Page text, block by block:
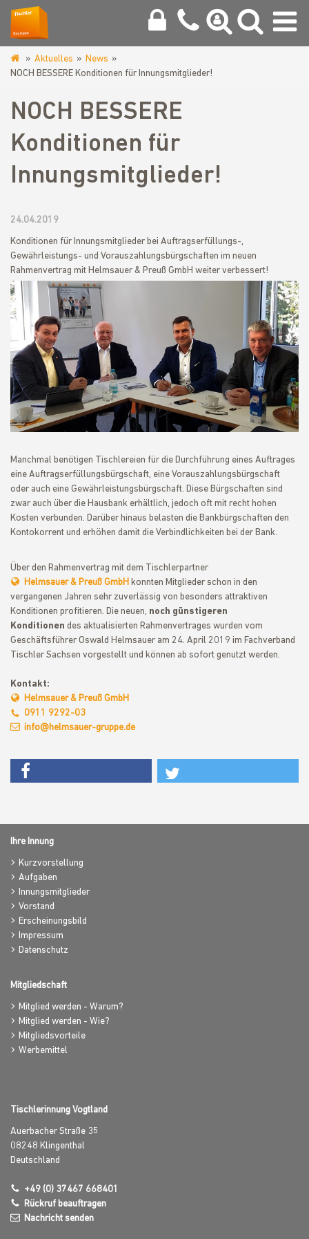
www.tischlerinnung-
Aktuelles
News
NOCH BESSERE Konditionen für Innungsmitglieder!
NOCH BESSERE
Konditionen für
Innungsmitglieder!
24.04.2019
Konditionen für Innungsmitglieder bei Auftragserfüllungs-,
Gewährleistungs- und Vorauszahlungsbürgschaften im neuen
Rahmenvertrag mit Helmsauer & Preuß GmbH weiter verbessert!
Manchmal benötigen Tischlereien für die Durchführung eines Auftrages
eine Auftragserfüllungsbürgschaft, eine Vorauszahlungsbürgschaft
oder auch eine Gewährleistungsbürgschaft. Diese Bürgschaften sind
zwar auch über die Hausbank erhältlich, jedoch oft mit recht hohen
Kosten verbunden. Darüber hinaus belasten die Bankbürgschaften den
Kontokorrent und erhöhen damit die Verbindlichkeiten bei der Bank.
Über den Rahmenvertrag mit dem Tischlerpartner
Helmsauer & Preuß GmbH konnten Mitglieder schon in den
vergangenen Jahren sehr zuverlässig von besonders attraktiven
Konditionen profitieren. Die neuen, noch günstigeren
Konditionen des aktualisierten Rahmenvertrages wurden vom
Geschäftsführer Oswald Helmsauer am 24. April 2019 im Fachverband
Tischler Sachsen vorgestellt und können ab sofort genutzt werden.
Kontakt:
Helmsauer & Preuß GmbH
0911 9292-03
info@helmsauer-gruppe.de
Ihre Innung
Kurzvorstellung
Aufgaben
Innungsmitglieder
Vorstand
Erscheinungsbild
Impressum
Datenschutz
Mitgliedschaft
Mitglied werden - Warum?
Mitglied werden - Wie?
Mitgliedsvorteile
Werbemittel
Tischlerinnung Vogtland
Auerbacher Straße 35
08248 Klingenthal
Deutschland
+49 (0) 37467 668401
Rückruf beauftragen
Nachricht senden